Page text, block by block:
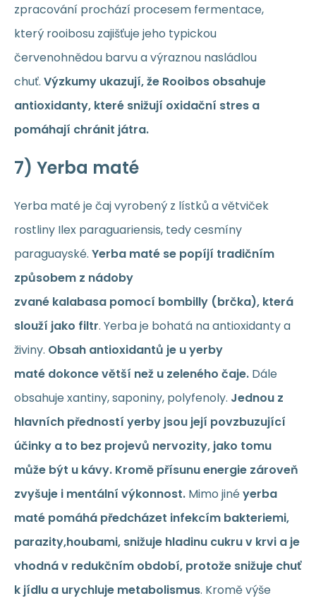
zpracování prochází procesem fermentace,
který rooibosu zajišťuje jeho typickou
červenohnědou barvu a výraznou nasládlou
chuť. Výzkumy ukazují, že Rooibos obsahuje
antioxidanty, které snižují oxidační stres a
pomáhají chránit játra.
7) Yerba maté
Yerba maté je čaj vyrobený z lístků a větviček
rostliny Ilex paraguariensis, tedy cesmíny
paraguayské. Yerba maté se popíjí tradičním
způsobem z nádoby
zvané kalabasa pomocí bombilly (brčka), která
slouží jako filtr. Yerba je bohatá na antioxidanty a
živiny. Obsah antioxidantů je u yerby
maté dokonce větší než u zeleného čaje. Dále
obsahuje xantiny, saponiny, polyfenoly. Jednou z
hlavních předností yerby jsou její povzbuzující
účinky a to bez projevů nervozity, jako tomu
může být u kávy. Kromě přísunu energie zároveň
zvyšuje i mentální výkonnost. Mimo jinéyerba
maté pomáhá předcházet infekcím bakteriemi,
parazity,houbami, snižuje hladinu cukru v krvi a je
vhodná v redukčním období, protože snižuje chuť
k jídlu a urychluje metabolismus. Kromě výše